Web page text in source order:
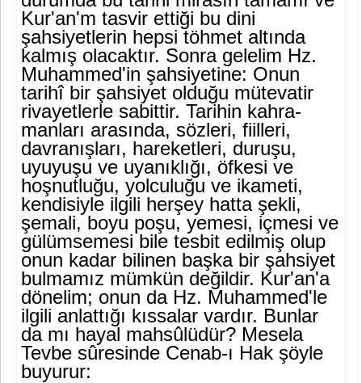
Kur'an'm tasvir ettiği bu dini
şahsiyetlerin hepsi töhmet altında
kalmış ola­caktır. Sonra gelelim Hz.
Muhammed'in şahsiyetine: Onun
tarihî bir şahsiyet olduğu mütevatir
rivayetlerle sabittir. Tarihin kahra­
manları arasında, sözleri, fiilleri,
davranışları, hareketleri, duruşu,
uyuyuşu ve uyanıklığı, öfkesi ve
hoşnutluğu, yolculuğu ve ikame­ti,
kendisiyle ilgili herşey hatta şekli,
şemali, boyu poşu, yemesi, içmesi ve
gülümsemesi bile tesbit edilmiş olup
onun kadar bilinen başka bir şahsiyet
bulmamız mümkün değildir. Kur'an'a
dönelim; onun da Hz. Muhammed'le
ilgili anlattığı kıssalar vardır. Bunlar
da mı hayal mahsûlüdür? Mesela
Tevbe sûresinde Cenab-ı Hak şöyle
buyurur: